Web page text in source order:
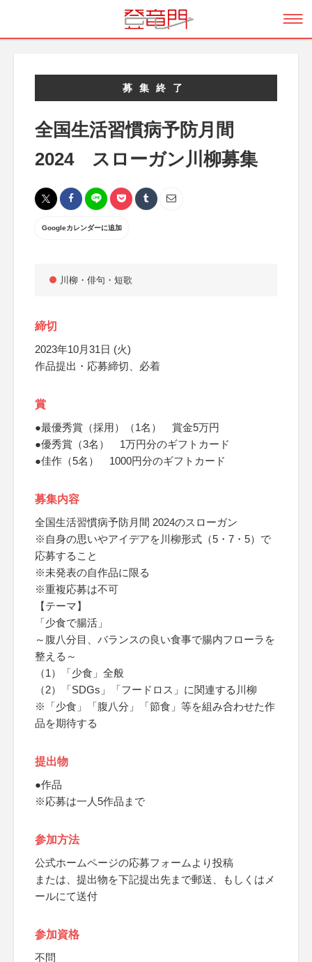
募集終了
全国生活習慣病予防月間
2024 スローガン川柳募集
Googleカレンダーに追加
川柳・俳句・短歌
締切
2023年10月31日 (火)
作品提出・応募締切、必着
賞
●最優秀賞（採用）（1名） 賞金5万円
●優秀賞（3名） 1万円分のギフトカード
●佳作（5名） 1000円分のギフトカード
募集内容
全国生活習慣病予防月間 2024のスローガン
※自身の思いやアイデアを川柳形式（5・7・5）で
応募すること
※未発表の自作品に限る
※重複応募は不可
【テーマ】
「少食で腸活」
～腹八分目、バランスの良い食事で腸内フローラを
整える～
（1）「少食」全般
（2）「SDGs」「フードロス」に関連する川柳
※「少食」「腹八分」「節食」等を組み合わせた作
品を期待する
提出物
●作品
※応募は一人5作品まで
参加方法
公式ホームページの応募フォームより投稿
または、提出物を下記提出先まで郵送、もしくはメ
ールにて送付
参加資格
不問